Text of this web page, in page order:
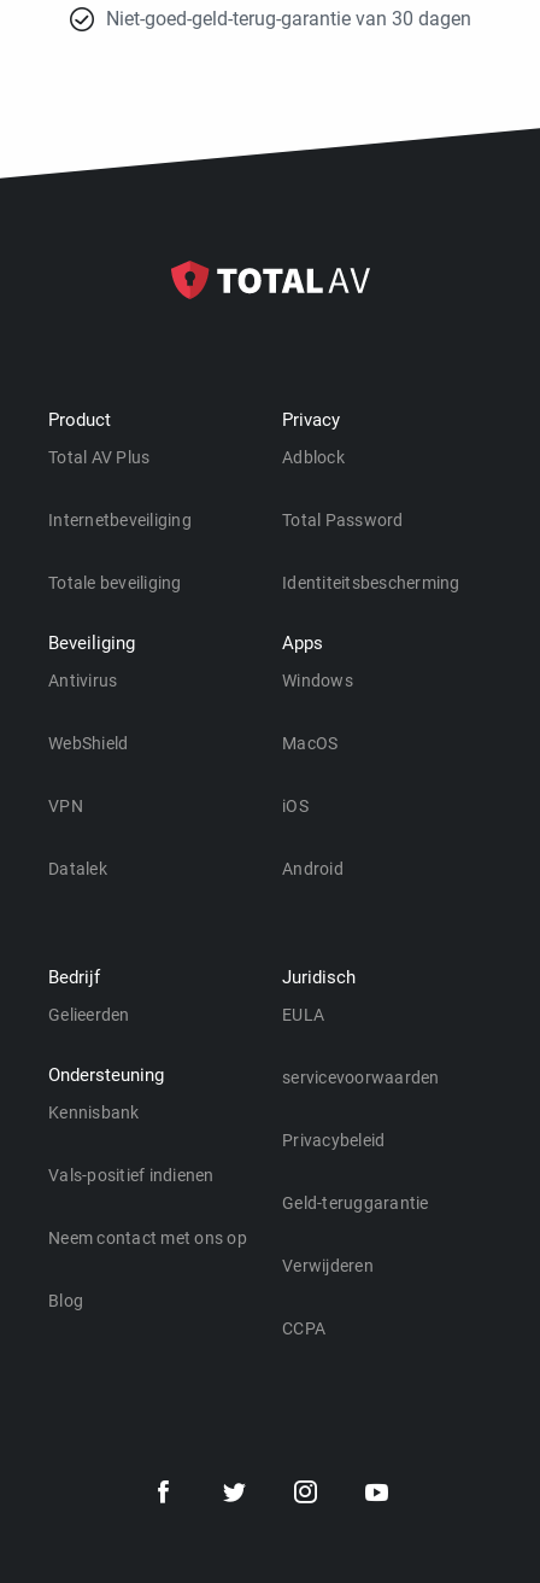
Niet-goed-geld-terug-garantie van 30 dagen
Product
Total AV Plus
Internetbeveiliging
Totale beveiliging
Beveiliging
Antivirus
WebShield
VPN
Datalek
Privacy
Adblock
Total Password
Identiteitsbescherming
Apps
Windows
MacOS
iOS
Android
Bedrijf
Gelieerden
Ondersteuning
Kennisbank
Vals-positief indienen
Neem contact met ons op
Blog
Juridisch
EULA
servicevoorwaarden
Privacybeleid
Geld-teruggarantie
Verwijderen
CCPA
Svenska